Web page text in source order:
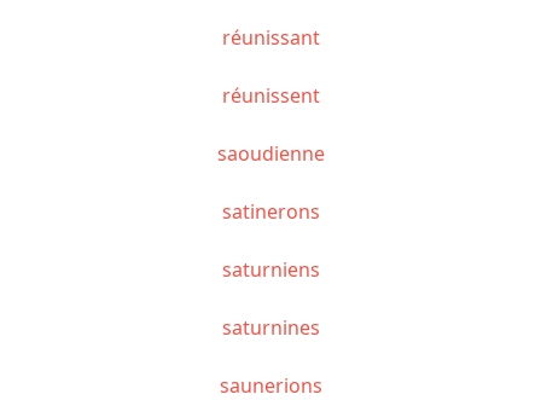
réunissant
réunissent
saoudienne
satinerons
saturniens
saturnines
saunerions